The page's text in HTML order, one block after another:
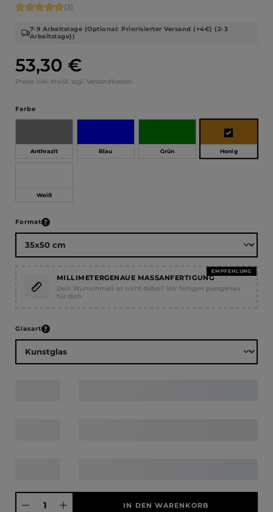
Regulärer Preis:
53,30 €
Preise inkl. MwSt. zzgl. Versandkosten
Durchschnittliche Bewertung von 5 von 5 Sternen
(3)
7-9 Arbeitstage (Optional: Priorisierter Versand (+4€) (2-3
Arbeitstage))
Farbeauswählen
Anthrazit Blau Grün Honig
Weiß
Formatauswählen
EMPFEHLUNG
MILLIMETERGENAUE MASSANFERTIGUNG
Dein Wunschmaß ist nicht dabei? Wir fertigen passgenau
für dich.
Glasartauswählen
IN DEN WARENKORB